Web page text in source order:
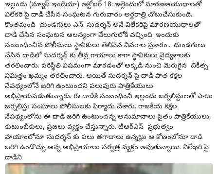
ఇల్లందు (న్యూస్ ఇండియా) అక్టోబర్ 18: ఇల్లెందులో మారణఆయుధాలతో
విలేకరి పై దాడి చేసిన సంఘటన గురువారం అర్ధరాత్రి చోటుచేసుకుంది.
కొంతమంది దుండగులు ఎన్. సుదర్శన్ అనే విలేకరిపై మారణయుధాలతో
దాడి చేసిన సంఘటన ఆలస్యంగా వేలుగులోకి వచ్చింది. ఇందుకు
సంబంధించిన పోలీసులు స్థానికులు తెలిపిన వివరాల ప్రకారం... దుండగులు
చేసిన దాడిలో సుదర్శన్ కు తీవ్ర గాయాలు కాగా స్థానికులు వైద్యశాలకు
తరలించారు. పరిస్థితి విషమంగా మారడంతో అక్కడి నుంచి మెరుగైన చికిత్స
నిమిత్తం ఖమ్మం తరలించారు. అయితే సుదర్శన్ పై దాడి పాత కక్షల
నేపథ్యంలోనే జరిగి ఉంటుందని పలువురు పాత్రికేయులు
అభిప్రాయపడుతున్నారు. ఈ దాడికి సంబంధించి ఇల్లందు జర్నలిస్టులతో పాటు
జర్నలిస్టు సంఘాలు పోలీసులకు ఫిర్యాదు చేశారు. రాజకీయ కక్షల
నేపథ్యంలోను ఈ దాడి జరిగి ఉంటుందన్న అనుమానాలు సైతం పాత్రికేయులు,
కుటుంబీకులు, ప్రజలు వ్యక్తం చేస్తున్నారు. టిఆర్ఎస్ ప్రభుత్వం
హయాంలోనూ సుదర్శన్ కు పలు తగాదాలు ఉన్నట్లు ఆ కోణంలోనూ దాడి
జరిగి ఉండొచ్చు అన్న అభిప్రాయాలు సర్వత్ర వ్యక్తం అవుతున్నాయి. విలేఖరి పై
దాడిని